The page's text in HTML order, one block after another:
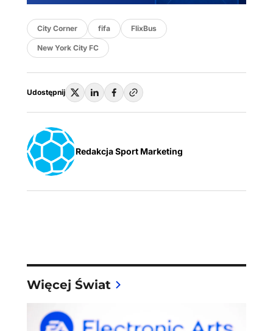
City Corner fifa FlixBus
New York City FC
Udostępnij
Redakcja Sport Marketing
Więcej Świat